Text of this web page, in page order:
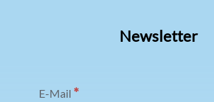
Newsletter
E-Mail *